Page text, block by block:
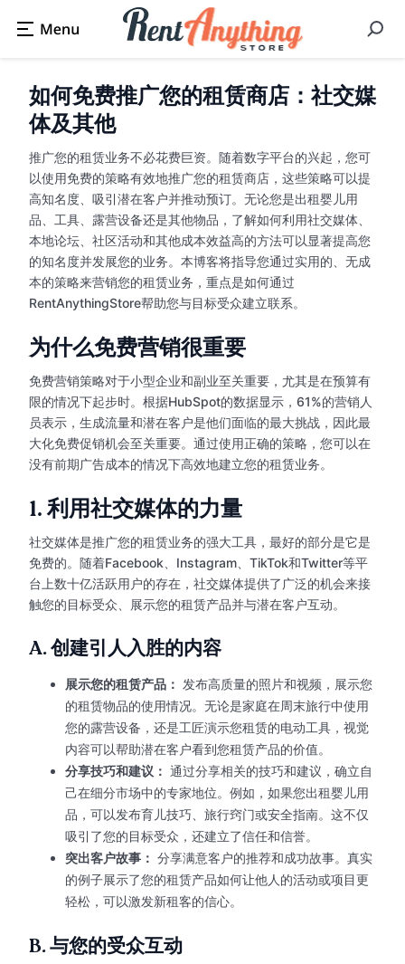
如何免费推广您的租赁商店：社交媒
体及其他
推广您的租赁业务不必花费巨资。随着数字平台的兴起，您可
以使用免费的策略有效地推广您的租赁商店，这些策略可以提
高知名度、吸引潜在客户并推动预订。无论您是出租婴儿用
品、工具、露营设备还是其他物品，了解如何利用社交媒体、
本地论坛、社区活动和其他成本效益高的方法可以显著提高您
的知名度并发展您的业务。本博客将指导您通过实用的、无成
本的策略来营销您的租赁业务，重点是如何通过
RentAnythingStore帮助您与目标受众建立联系。
为什么免费营销很重要
免费营销策略对于小型企业和副业至关重要，尤其是在预算有
限的情况下起步时。根据HubSpot的数据显示，61%的营销人
员表示，生成流量和潜在客户是他们面临的最大挑战，因此最
大化免费促销机会至关重要。通过使用正确的策略，您可以在
没有前期广告成本的情况下高效地建立您的租赁业务。
1.利用社交媒体的力量
社交媒体是推广您的租赁业务的强大工具，最好的部分是它是
免费的。随着Facebook、Instagram、TikTok和Twitter等平
台上数十亿活跃用户的存在，社交媒体提供了广泛的机会来接
触您的目标受众、展示您的租赁产品并与潜在客户互动。
A.创建引人入胜的内容
展示您的租赁产品： 发布高质量的照片和视频，展示您
的租赁物品的使用情况。无论是家庭在周末旅行中使用
您的露营设备，还是工匠演示您租赁的电动工具，视觉
内容可以帮助潜在客户看到您租赁产品的价值。
分享技巧和建议： 通过分享相关的技巧和建议，确立自
己在细分市场中的专家地位。例如，如果您出租婴儿用
品，可以发布育儿技巧、旅行窍门或安全指南。这不仅
吸引了您的目标受众，还建立了信任和信誉。
突出客户故事： 分享满意客户的推荐和成功故事。真实
的例子展示了您的租赁产品如何让他人的活动或项目更
轻松，可以激发新租客的信心。
B.与您的受众互动